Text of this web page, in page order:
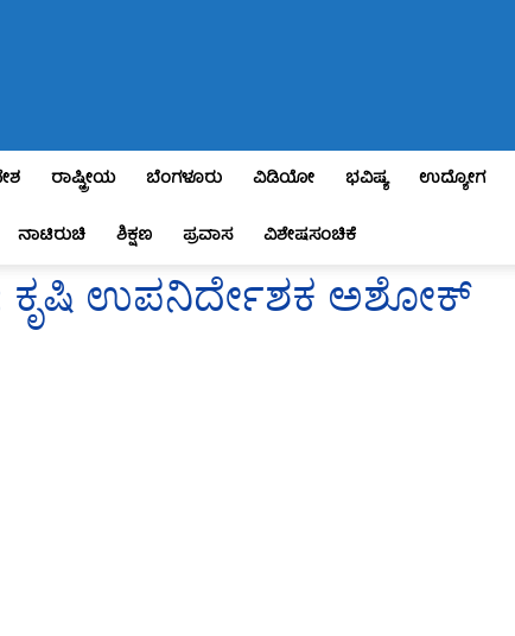
ರಾಷ್ಟ್ರೀಯ ಬೆಂಗಳೂರು ವಿಡಿಯೋ ಭವಿಷ್ಯ ಉದ್ಯೋಗ
ನಾಟಿರುಚಿ ಶಿಕ್ಷಣ ಪ್ರವಾಸ ವಿಶೇಷಸಂಚಿಕೆ
: ಕೃಷಿ ಉಪನಿರ್ದೇಶಕ ಅಶೋಕ್